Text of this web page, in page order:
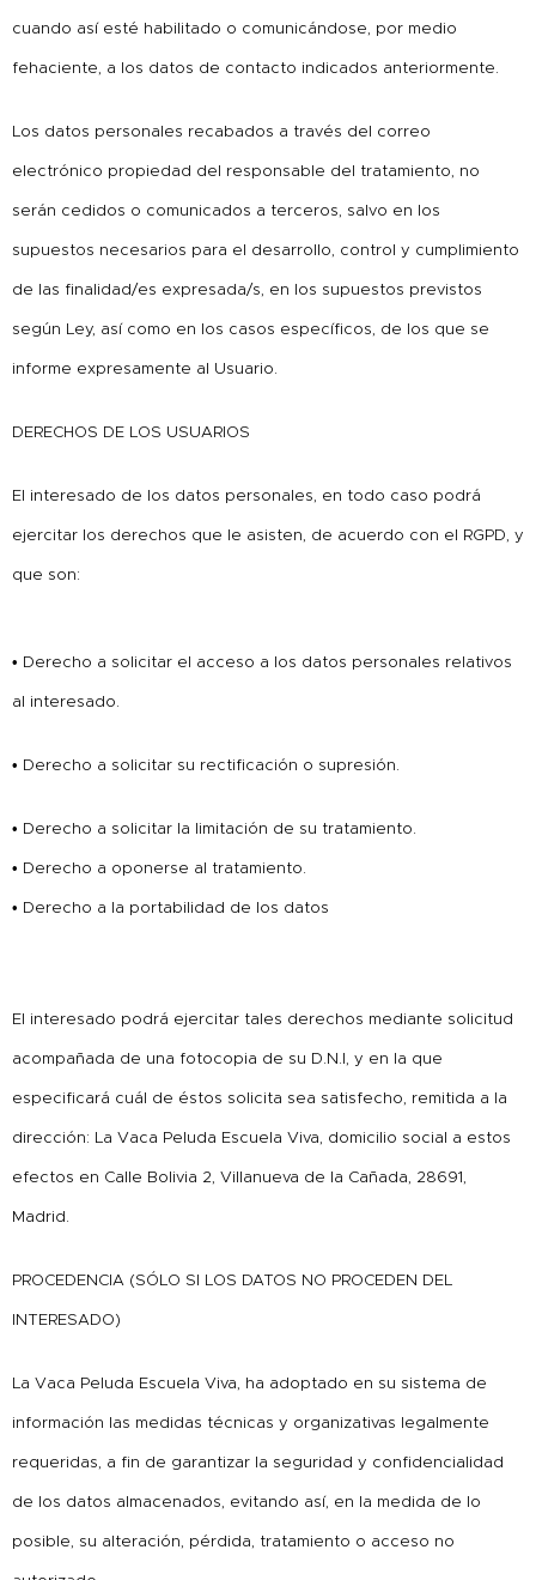
cuando así esté habilitado o comunicándose, por medio
fehaciente, a los datos de contacto indicados anteriormente.
Los datos personales recabados a través del correo
electrónico propiedad del responsable del tratamiento, no
serán cedidos o comunicados a terceros, salvo en los
supuestos necesarios para el desarrollo, control y cumplimiento
de las finalidad/es expresada/s, en los supuestos previstos
según Ley, así como en los casos específicos, de los que se
informe expresamente al Usuario.
DERECHOS DE LOS USUARIOS
El interesado de los datos personales, en todo caso podrá
ejercitar los derechos que le asisten, de acuerdo con el RGPD, y
que son:
• Derecho a solicitar el acceso a los datos personales relativos
al interesado.
• Derecho a solicitar su rectificación o supresión.
• Derecho a solicitar la limitación de su tratamiento.
• Derecho a oponerse al tratamiento.
• Derecho a la portabilidad de los datos
El interesado podrá ejercitar tales derechos mediante solicitud
acompañada de una fotocopia de su D.N.I, y en la que
especificará cuál de éstos solicita sea satisfecho, remitida a la
dirección: La Vaca Peluda Escuela Viva, domicilio social a estos
efectos en Calle Bolivia 2, Villanueva de la Cañada, 28691,
Madrid.
PROCEDENCIA (SÓLO SI LOS DATOS NO PROCEDEN DEL
INTERESADO)
La Vaca Peluda Escuela Viva, ha adoptado en su sistema de
información las medidas técnicas y organizativas legalmente
requeridas, a fin de garantizar la seguridad y confidencialidad
de los datos almacenados, evitando así, en la medida de lo
posible, su alteración, pérdida, tratamiento o acceso no